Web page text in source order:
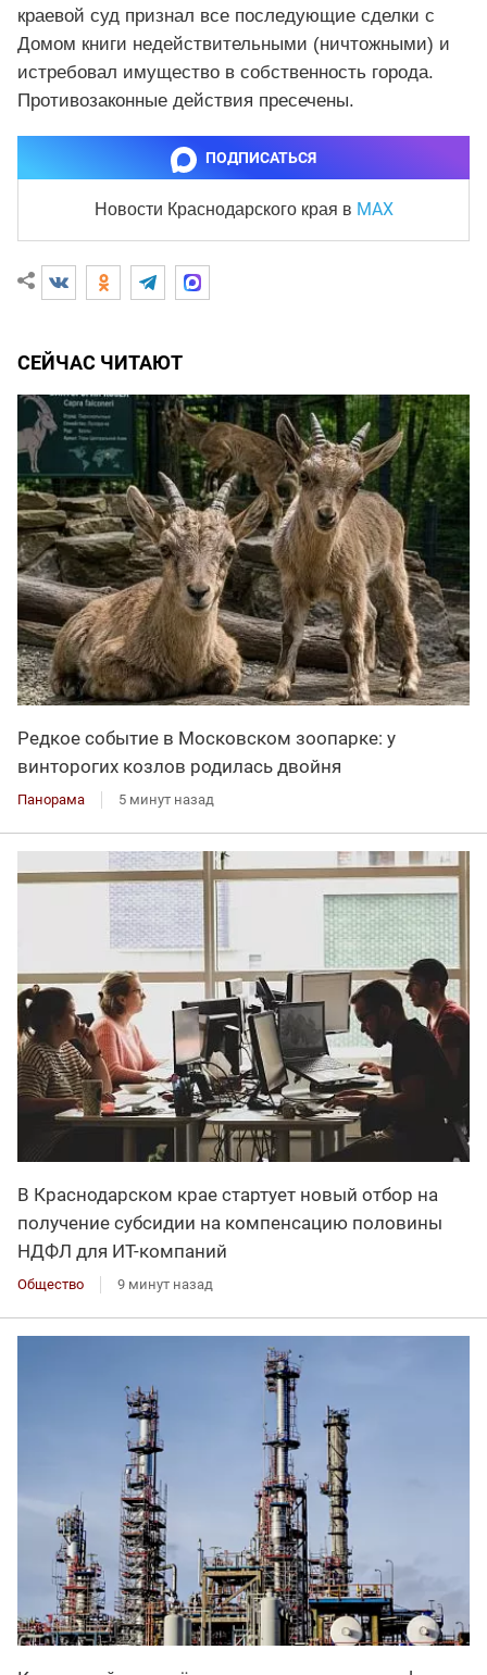
краевой суд признал все последующие сделки с
Домом книги недействительными (ничтожными) и
истребовал имущество в собственность города.
Противозаконные действия пресечены.
ПОДПИСАТЬСЯ
Новости Краснодарского края в MAX
СЕЙЧАС ЧИТАЮТ
Редкое событие в Московском зоопарке: у
винторогих козлов родилась двойня
Панорама 5 минут назад
В Краснодарском крае стартует новый отбор на
получение субсидии на компенсацию половины
НДФЛ для ИT-компаний
Общество 9 минут назад